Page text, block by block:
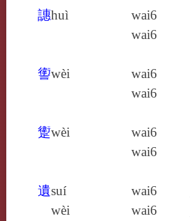
譓huì
wai6
wai6
讆wèi
wai6
wai6
躗wèi
wai6
wai6
遺suí
wèi
wai6
wai6